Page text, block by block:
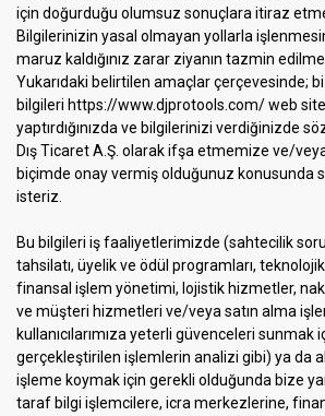
için doğurduğu olumsuz sonuçlara itiraz
Bilgilerinizin yasal olmayan yollarla
maruz kaldığınız zarar ziyanın tazmin
Yukarıdaki belirtilen amaçlar çerçevesinde;
bilgileri https://www.djprotools.com/ web
yaptırdığınızda ve bilgilerinizi verdiğinizde
Dış Ticaret A.Ş. olarak ifşa etmemize ve/
biçimde onay vermiş olduğunuz konusunda
isteriz.
Bu bilgileri iş faaliyetlerimizde (sahtecilik
tahsilatı, üyelik ve ödül programları,
finansal işlem yönetimi, lojistik hizmetler,
ve müşteri hizmetleri ve/veya satın alma
kullanıcılarımıza yeterli güvenceleri
gerçekleştirilen işlemlerin analizi gibi) ya da
işleme koymak için gerekli olduğunda bize
taraf bilgi işlemcilere, icra merkezlerine,